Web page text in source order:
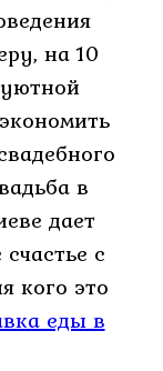
на 10
в
дает
с
кого это
еды в